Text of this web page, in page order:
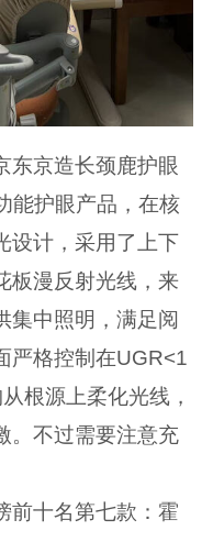
东京造长颈鹿护眼
能护眼产品，在核
设计，采用了上下
板漫反射光线，来
集中照明，满足阅
严格控制在UGR<1
根源上柔化光线，
。不过需要注意充
前十名第七款：霍